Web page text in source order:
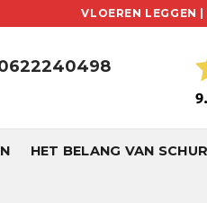
VLOEREN LEGGEN |
HET BELANG VAN